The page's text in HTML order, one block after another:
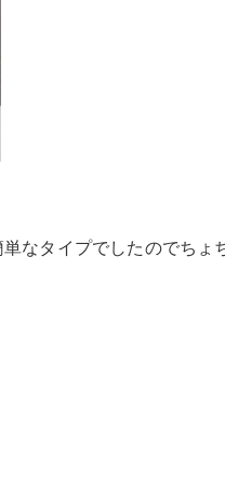
なタイプでしたのでちょ